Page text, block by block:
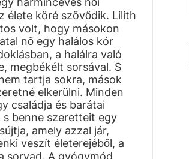
élete köré szövődik. Lilith
volt, hogy másokon
nő egy halálos kór
a halálra való
megbékélt sorsával. S
tartja sokra, mások
elkerülni. Minden
családja és barátai
benne szeretteit egy
amely azzal jár,
veszít életerejéből, a
sorvad. A gyógymód